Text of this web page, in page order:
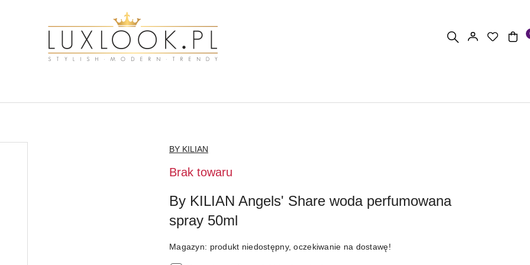
NAZWA
PRODUCENTA:
BY KILIAN
Brak towaru
By KILIAN Angels' Share woda perfumowana
spray 50ml
Magazyn: produkt niedostępny, oczekiwanie na dostawę!